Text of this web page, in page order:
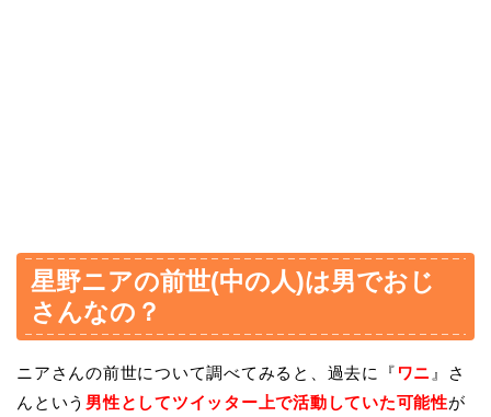
星野ニアの前世(中の人)は男でおじ
さんなの？
ニアさんの前世について調べてみると、過去に『 ワニ 』さ
んという 男性としてツイッター上で活動していた可能性が